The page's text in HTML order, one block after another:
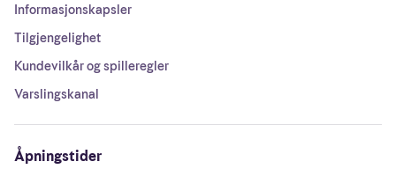
Informasjonskapsler
Tilgjengelighet
Kundevilkår og spilleregler
Varslingskanal
Åpningstider